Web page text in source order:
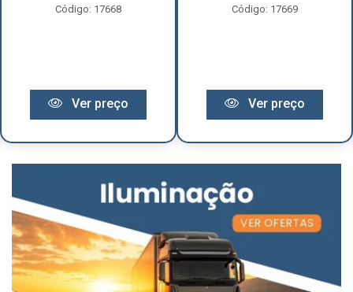
Código: 17668
Ver preço
Código: 17669
Ver preço